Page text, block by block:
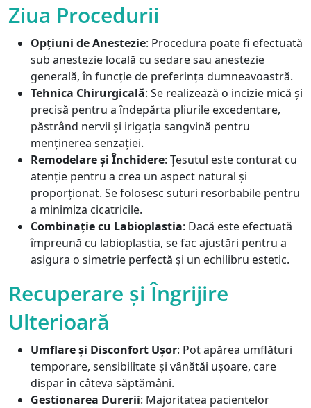
Ziua Procedurii
Opțiuni de Anestezie: Procedura poate fi efectuată
sub anestezie locală cu sedare sau anestezie
generală, în funcție de preferința dumneavoastră.
Tehnica Chirurgicală: Se realizează o incizie mică și
precisă pentru a îndepărta pliurile excedentare,
păstrând nervii și irigația sangvină pentru
menținerea senzației.
Remodelare și Închidere: Țesutul este conturat cu
atenție pentru a crea un aspect natural și
proporționat. Se folosesc suturi resorbabile pentru
a minimiza cicatricile.
Combinație cu Labioplastia: Dacă este efectuată
împreună cu labioplastia, se fac ajustări pentru a
asigura o simetrie perfectă și un echilibru estetic.
Recuperare și Îngrijire
Ulterioară
Umflare și Disconfort Ușor: Pot apărea umflături
temporare, sensibilitate și vânătăi ușoare, care
dispar în câteva săptămâni.
Gestionarea Durerii: Majoritatea pacientelor